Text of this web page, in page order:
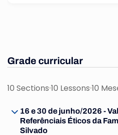
Grade curricular
10 Sections 10 Lessons 10
16 e 30 de junho/2026 -
Referênciais Éticos da
Silvado